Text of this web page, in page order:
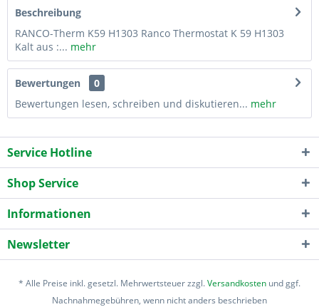
Beschreibung
RANCO-Therm K59 H1303 Ranco Thermostat K 59 H1303
Kalt aus :... mehr
Bewertungen
0
Bewertungen lesen, schreiben und diskutieren... mehr
Service Hotline
Shop Service
Informationen
Newsletter
* Alle Preise inkl. gesetzl. Mehrwertsteuer zzgl.Versandkosten und ggf.
Nachnahmegebühren, wenn nicht anders beschrieben